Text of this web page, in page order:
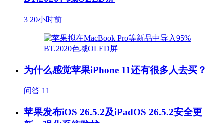
3 20小时前
为什么感觉苹果iPhone 11还有很多人去买？
问答 11
苹果发布iOS 26.5.2及iPadOS 26.5.2安全更